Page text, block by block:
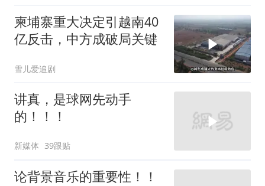
柬埔寨重大决定引越南40
亿反击，中方成破局关键
雪儿爱追剧
讲真，是球网先动手
的！！！
新媒体 39跟贴
论背景音乐的重要性！！